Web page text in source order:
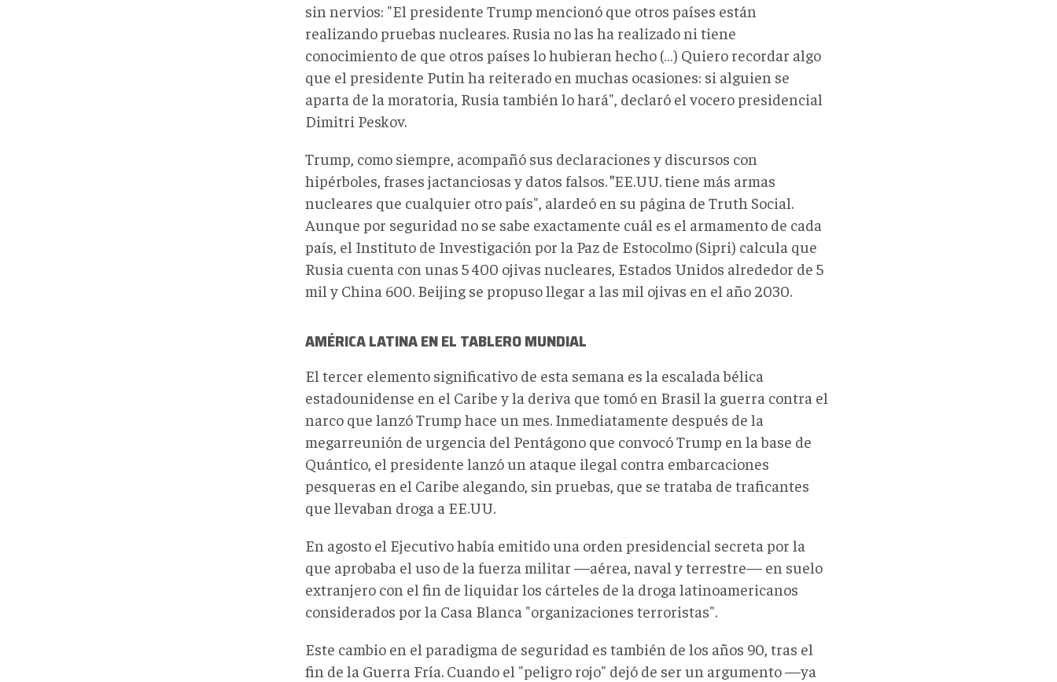
sin nervios: "El presidente Trump mencionó que otros países están
realizando pruebas nucleares. Rusia no las ha realizado ni tiene
conocimiento de que otros países lo hubieran hecho (…) Quiero recordar algo
que el presidente Putin ha reiterado en muchas ocasiones: si alguien se
aparta de la moratoria, Rusia también lo hará", declaró el vocero presidencial
Dimitri Peskov.
Trump, como siempre, acompañó sus declaraciones y discursos con
hipérboles, frases jactanciosas y datos falsos."EE.UU. tiene más armas
nucleares que cualquier otro país", alardeó en su página de Truth Social.
Aunque por seguridad no se sabe exactamente cuál es el armamento de cada
país, el Instituto de Investigación por la Paz de Estocolmo (Sipri) calcula que
Rusia cuenta con unas 5 400 ojivas nucleares, Estados Unidos alrededor de 5
mil y China 600. Beijing se propuso llegar a las mil ojivas en el año 2030.
AMÉRICA LATINA EN EL TABLERO MUNDIAL
El tercer elemento significativo de esta semana es la escalada bélica
estadounidense en el Caribe y la deriva que tomó en Brasil la guerra contra el
narco que lanzó Trump hace un mes. Inmediatamente después de la
megarreunión de urgencia del Pentágono que convocó Trump en la base de
Quántico, el presidente lanzó un ataque ilegal contra embarcaciones
pesqueras en el Caribe alegando, sin pruebas, que se trataba de traficantes
que llevaban droga a EE.UU.
En agosto el Ejecutivo había emitido una orden presidencial secreta por la
que aprobaba el uso de la fuerza militar —aérea, naval y terrestre— en suelo
extranjero con el fin de liquidar los cárteles de la droga latinoamericanos
considerados por la Casa Blanca "organizaciones terroristas".
Este cambio en el paradigma de seguridad es también de los años 90, tras el
fin de la Guerra Fría. Cuando el "peligro rojo" dejó de ser un argumento —ya